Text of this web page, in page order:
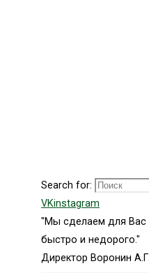
Search for:
VKinstagram
"Мы сделаем для Вас
быстро и недорого."
Директор Воронин А.Г.